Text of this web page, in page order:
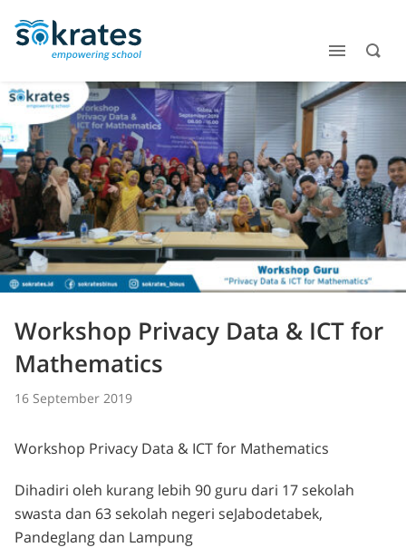
Workshop Privacy Data & ICT for
Mathematics
16 September 2019
Workshop Privacy Data & ICT for Mathematics
Dihadiri oleh kurang lebih 90 guru dari 17 sekolah
swasta dan 63 sekolah negeri seJabodetabek,
Pandeglang dan Lampung